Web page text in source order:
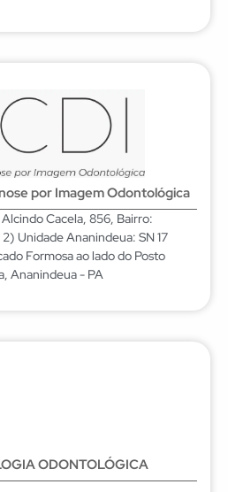
por Imagem Odontológica
Cacela, 856, Bairro:
Unidade Ananindeua: SN 17
Formosa ao lado do Posto
Ananindeua - PA
ODONTOLÓGICA